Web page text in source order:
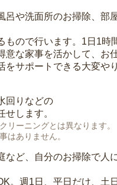
や洗面所のお掃除、部
ので行います。1日1時
な家事を活かして、お
サポートできる大変や
回りなどの
します。
リーニングとは異なります。
はありません。
ど、自分のお掃除で人
。週1日、平日だけ、土